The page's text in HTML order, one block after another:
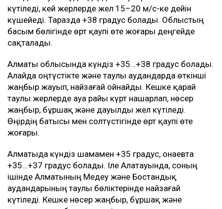
күтіледі, кей жерлерде жел 15–20 м/с-ке дейін
күшейеді. Таразда +38 градус болады. Облыстың
басым бөлігінде өрт қаупі өте жоғары деңгейде
сақталады.
Алматы облысында күндіз +35…+38 градус болады.
Алайда оңтүстікте және таулы аудандарда өткінші
жаңбыр жауып, найзағай ойнайды. Кешке қарай
таулы жерлерде ауа райы күрт нашарлап, нөсер
жаңбыр, бұршақ және дауылды жел күтіледі.
Өңірдің батысы мен солтүстігінде өрт қаупі өте
жоғары.
Алматыда күндіз шамамен +35 градус, Қонаевта
+35…+37 градус болады. Іле Алатауында, соның
ішінде Алматының Медеу және Бостандық
аудандарының таулы бөліктерінде найзағай
күтіледі. Кешке нөсер жаңбыр, бұршақ және